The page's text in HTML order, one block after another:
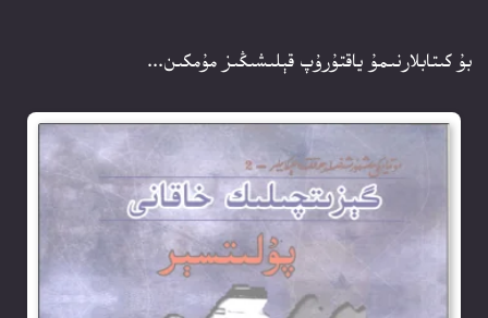
بۇ كىتابلارنىمۇ ياقتۇرۇپ قېلىشىڭىز مۇمكىن...